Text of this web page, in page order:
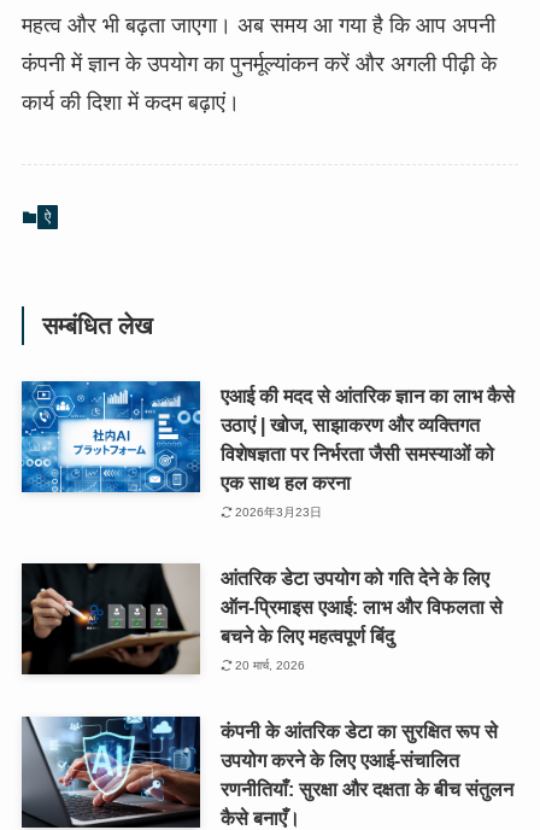
महत्व और भी बढ़ता जाएगा। अब समय आ गया है कि आप अपनी
कंपनी में ज्ञान के उपयोग का पुनर्मूल्यांकन करें और अगली पीढ़ी के
कार्य की दिशा में कदम बढ़ाएं।
ऐ
सम्बंधित लेख
एआई की मदद से आंतरिक ज्ञान का लाभ कैसे
उठाएं | खोज, साझाकरण और व्यक्तिगत
विशेषज्ञता पर निर्भरता जैसी समस्याओं को
एक साथ हल करना
2026年3月23日
आंतरिक डेटा उपयोग को गति देने के लिए
ऑन-प्रिमाइस एआई: लाभ और विफलता से
बचने के लिए महत्वपूर्ण बिंदु
20 मार्च, 2026
कंपनी के आंतरिक डेटा का सुरक्षित रूप से
उपयोग करने के लिए एआई-संचालित
रणनीतियाँ: सुरक्षा और दक्षता के बीच संतुलन
कैसे बनाएँ।